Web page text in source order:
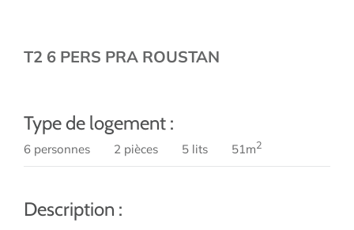
T2 6 PERS PRA ROUSTAN
Type de logement :
6 personnes 2 pièces 5 lits 51m2
Description :